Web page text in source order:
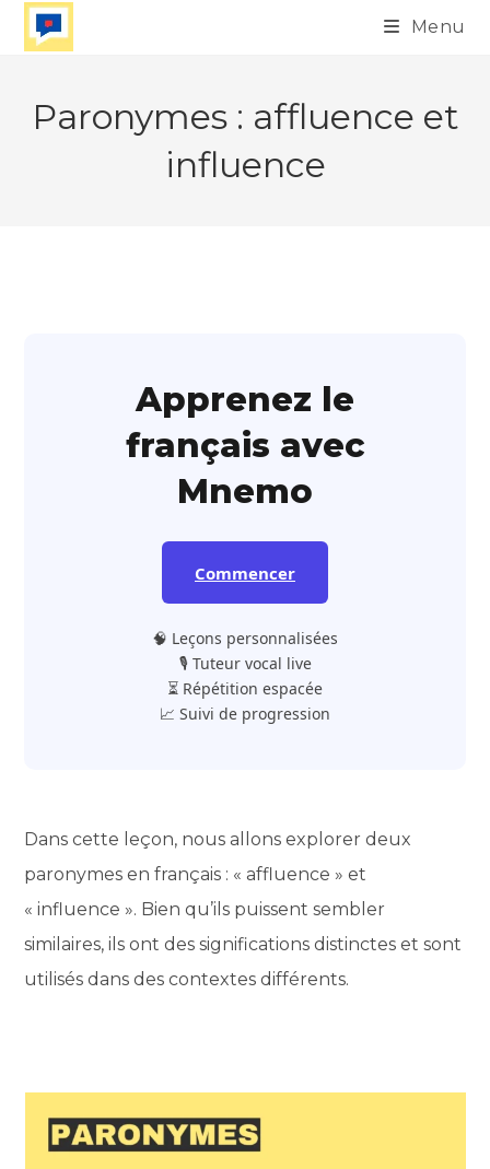
Skip
Menu
Paronymes : affluence et
influence
Apprenez le
français avec
Mnemo
Commencer
🧠 Leçons personnalisées
🎙️ Tuteur vocal live
⏳ Répétition espacée
📈 Suivi de progression
Dans cette leçon, nous allons explorer deux
paronymes en français : « affluence » et
« influence ». Bien qu’ils puissent sembler
similaires, ils ont des significations distinctes et sont
utilisés dans des contextes différents.